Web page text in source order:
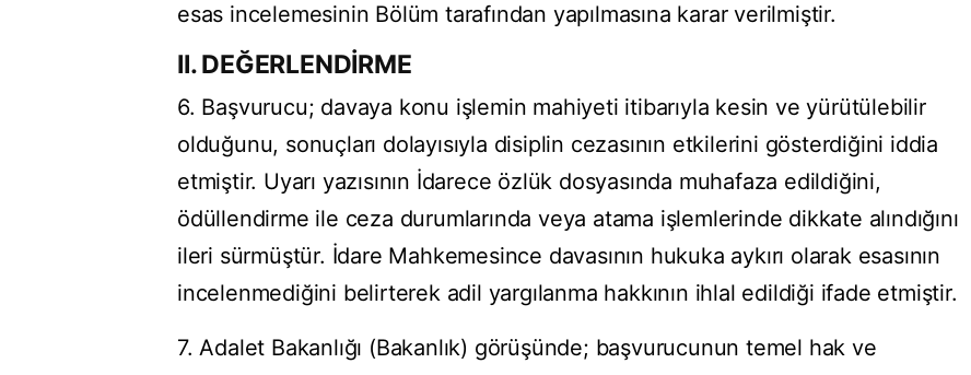
esas incelemesinin Bölüm tarafından yapılmasına karar verilmiştir.
II. DEĞERLENDİRME
6. Başvurucu; davaya konu işlemin mahiyeti itibarıyla kesin ve yürütülebilir
olduğunu, sonuçları dolayısıyla disiplin cezasının etkilerini gösterdiğini iddia
etmiştir. Uyarı yazısının İdarece özlük dosyasında muhafaza edildiğini,
ödüllendirme ile ceza durumlarında veya atama işlemlerinde dikkate alındığını
ileri sürmüştür. İdare Mahkemesince davasının hukuka aykırı olarak esasının
incelenmediğini belirterek adil yargılanma hakkının ihlal edildiği ifade etmiştir.
7. Adalet Bakanlığı (Bakanlık) görüşünde; başvurucunun temel hak ve